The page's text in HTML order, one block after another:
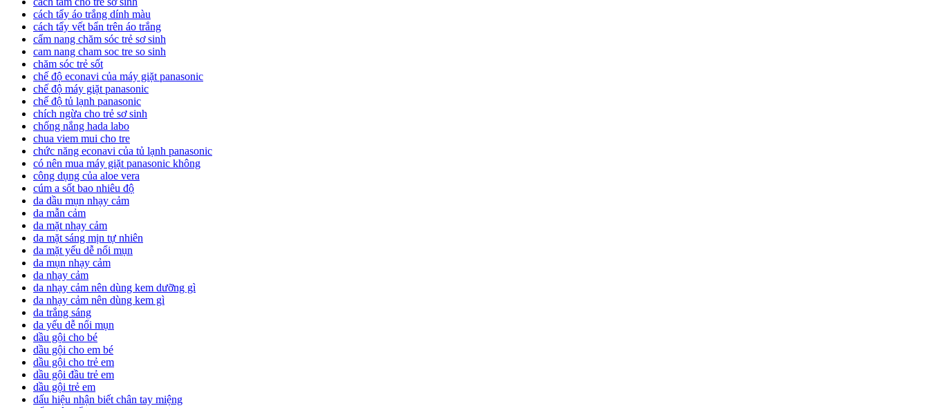
cách tẩy áo trắng dính màu
cách tẩy vết bẩn trên áo trắng
cẩm nang chăm sóc trẻ sơ sinh
cam nang cham soc tre so sinh
chăm sóc trẻ sốt
chế độ econavi của máy giặt panasonic
chế độ máy giặt panasonic
chế độ tủ lạnh panasonic
chích ngừa cho trẻ sơ sinh
chống nắng hada labo
chua viem mui cho tre
chức năng econavi của tủ lạnh panasonic
có nên mua máy giặt panasonic không
công dụng của aloe vera
cúm a sốt bao nhiêu độ
da dầu mụn nhạy cảm
da mẫn cảm
da mặt nhạy cảm
da mặt sáng mịn tự nhiên
da mặt yếu dễ nổi mụn
da mụn nhạy cảm
da nhạy cảm
da nhạy cảm nên dùng kem dưỡng gì
da nhạy cảm nên dùng kem gì
da trắng sáng
da yếu dễ nổi mụn
dầu gội cho bé
dầu gội cho em bé
dầu gội cho trẻ em
dầu gội đầu trẻ em
dầu gội trẻ em
dấu hiệu nhận biết chân tay miệng